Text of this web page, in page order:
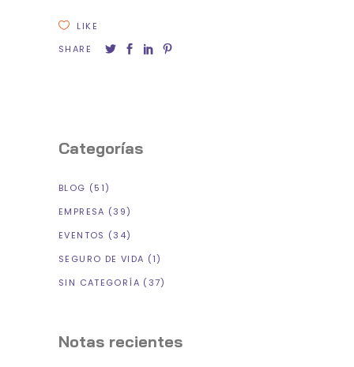
LIKE
SHARE
Categorías
BLOG (51)
EMPRESA (39)
EVENTOS (34)
SEGURO DE VIDA (1)
SIN CATEGORÍA (37)
Notas recientes